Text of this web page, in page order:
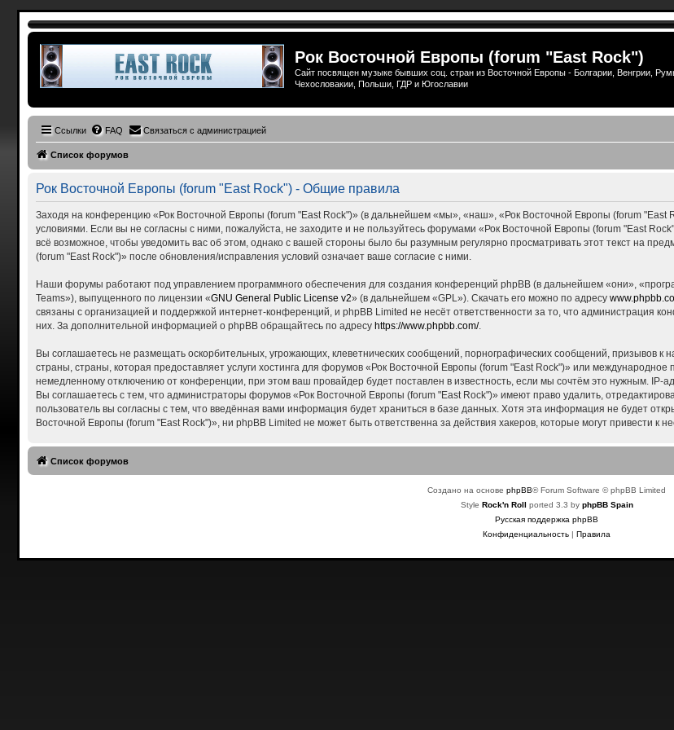
Рок Восточной Европы (forum "East Rock")
Сайт посвящен музыке бывших соц. стран из Восточной Европы - Болгарии, Венгрии,
Чехословакии, Польши, ГДР и Югославии
Ссылки FAQ Связаться с администрацией
Список форумов
Рок Восточной Европы (forum "East Rock") - Общие правила
Заходя на конференцию «Рок Восточной Европы (forum "East Rock")» (в дальнейшем «мы», «наш», «Рок Восточной Европы (forum "East
условиями. Если вы не согласны с ними, пожалуйста, не заходите и не пользуйтесь форумами «Рок Восточной Европы (forum "East
всё возможное, чтобы уведомить вас об этом, однако с вашей стороны было бы разумным регулярно просматривать этот текст на
(forum "East Rock")» после обновления/исправления условий означает ваше согласие с ними.
Наши форумы работают под управлением программного обеспечения для создания конференций phpBB (в дальнейшем «они»,
Teams»), выпущенного по лицензии «GNU General Public License v2» (в дальнейшем «GPL»). Скачать его можно по адресу
связаны с организацией и поддержкой интернет-конференций, и phpBB Limited не несёт ответственности за то, что администрация
них. За дополнительной информацией о phpBB обращайтесь по адресу https://www.phpbb.com/.
Вы соглашаетесь не размещать оскорбительных, угрожающих, клеветнических сообщений, порнографических сообщений, призывов
страны, страны, которая предоставляет услуги хостинга для форумов «Рок Восточной Европы (forum "East Rock")» или
немедленному отключению от конференции, при этом ваш провайдер будет поставлен в известность, если мы сочтём это нужным. IP-
Вы соглашаетесь с тем, что администраторы форумов «Рок Восточной Европы (forum "East Rock")» имеют право удалить,
пользователь вы согласны с тем, что введённая вами информация будет храниться в базе данных. Хотя эта информация не будет
Восточной Европы (forum "East Rock")», ни phpBB Limited не может быть ответственна за действия хакеров, которые могут привести к
Список форумов
Создано на основеphpBB® Forum Software © phpBB Limited
Style Rock'n Roll ported 3.3 by phpBB Spain
Русская поддержка phpBB
Конфиденциальность |Правила